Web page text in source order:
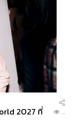
2027 ที่
...